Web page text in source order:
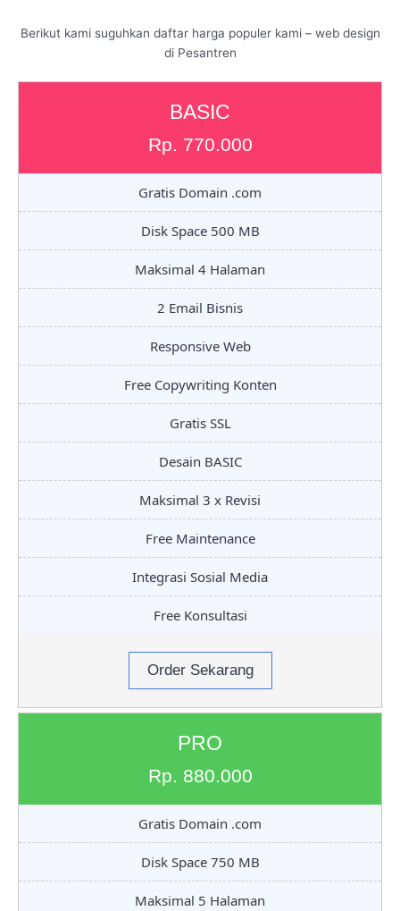
Berikut kami suguhkan daftar harga populer kami – web design
di Pesantren
BASIC
Rp. 770.000
Gratis Domain .com
Disk Space 500 MB
Maksimal 4 Halaman
2 Email Bisnis
Responsive Web
Free Copywriting Konten
Gratis SSL
Desain BASIC
Maksimal 3 x Revisi
Free Maintenance
Integrasi Sosial Media
Free Konsultasi
Order Sekarang
PRO
Rp. 880.000
Gratis Domain .com
Disk Space 750 MB
Maksimal 5 Halaman